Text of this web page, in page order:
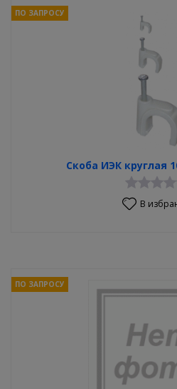
Скоба ИЭК круглая
ПО ЗАПРОСУ
В
ПО ЗАПРОСУ